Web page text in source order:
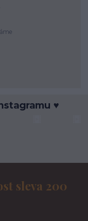
♥
sleva 200